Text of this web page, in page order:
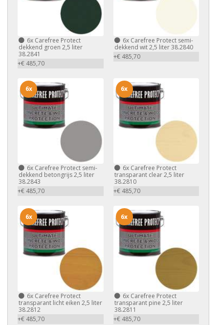
6x Carefree Protect
dekkend groen 2,5 liter
38.2841
+€ 485,70
6xCarefree Protect semi-
dekkend wit 2,5 liter 38.2840
+€ 485,70
6x Carefree Protect semi-
dekkend betongrijs 2,5 liter
38.2843
+€ 485,70
6x
6xCarefree Protect
transparant clear 2,5 liter
38.2810
+€ 485,70
6x
6x Carefree Protect
transparant licht eiken 2,5 liter
38.2812
+€ 485,70
6x
6xCarefree Protect
transparant pine 2,5 liter
38.2811
+€ 485,70
6x